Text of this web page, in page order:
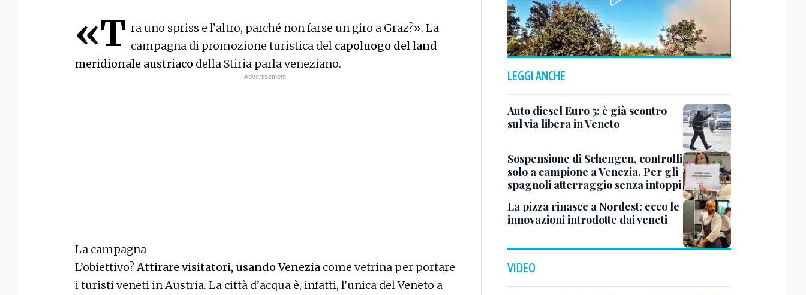
«T ra uno spriss e l’altro, parché non farse un giro a Graz?». La
campagna di promozione turistica del capoluogo del land
meridionale austriaco della Stiria parla veneziano.
La campagna
L’obiettivo?Attirare visitatori, usando Venezia come vetrina per portare
i turisti veneti in Austria. La città d’acqua è, infatti, l’unica del Veneto a
LEGGI ANCHE
Auto diesel Euro 5: è già scontro
sul via libera in Veneto
Sospensione di Schengen, controlli
solo a campione a Venezia. Per gli
spagnoli atterraggio senza intoppi
La pizza rinasce a Nordest: ecco le
innovazioni introdotte dai veneti
VIDEO